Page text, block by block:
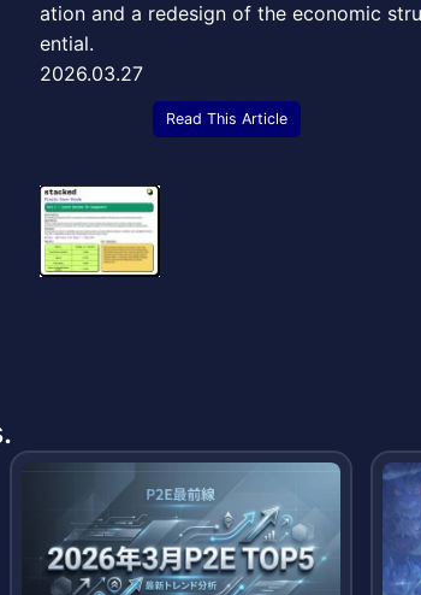
ation and a redesign of the economic
ential.
2026.03.27
Read This Article